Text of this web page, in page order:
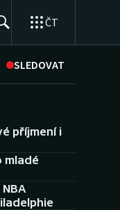
ČT
SLEDOVAT
příjmení i
mladé